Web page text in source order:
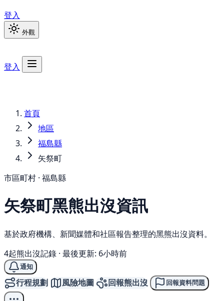
登入
外觀
登入
首頁
地區
福島縣
矢祭町
市區町村 · 福島縣
矢祭町黑熊出沒資訊
基於政府機構、新聞媒體和社區報告整理的黑熊出沒資料。
4起熊出沒記錄 · 最後更新: 6小時前
通知
行程規劃 風險地圖 回報熊出沒 回報資料問題